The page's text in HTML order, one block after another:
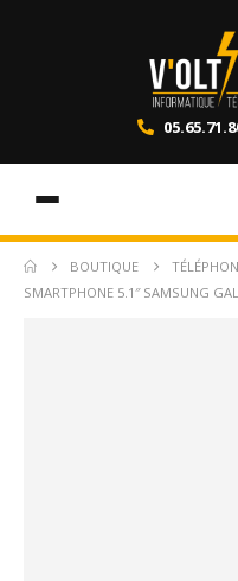
BOUTIQUE
SMARTPHONE 5.1″ SAMSUNG